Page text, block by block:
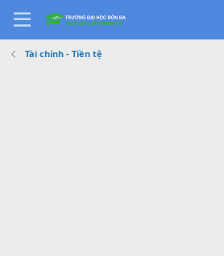
Tài chính - Tiền tệ